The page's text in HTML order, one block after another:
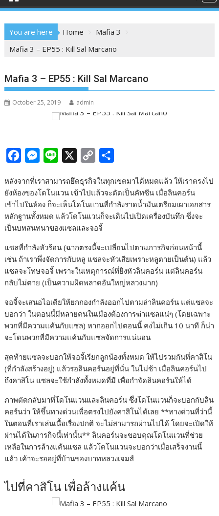
You are here Home
Mafia 3
Mafia 3 – EP55 : Kill Sal Marcano
Mafia 3 – EP55 : Kill Sal Marcano
October 25, 2019 admin
c
e
b
o
o
k
M
s
e
n
g
e
r
n
p
L
i
n
k
a
e
หลังจากที่เราสามารถยึดธุรกิจในทุกเขตมาได้หมดแล้ว ให้เราตรงไป
ยังห้องของโดโนแวน เข้าไปแล้วจะตัดเป็นคัทซีน เมื่อลินคอร์น
เข้าไปในห้อง ก็จะเห็นโดโนแวนที่กำลังราดน้ำมันเตรียมเผาเอกสาร
หลักฐานทั้งหมด แล้วโดโนแวนก็จะเดินไปเปิดเครื่องบันทึก ซึ่งจะ
เป็นบทสนทนาของแซลและจอจี้
แซลที่กำลังหัวร้อน (ฉากตรงนี้จะเปลี่ยนไปตามภารกิจก่อนหน้านี้
เช่น ถ้าเราพึ่งจัดการกับหลู แซลจะหัวเสียเพราะหลูตายเป็นต้น) แล้ว
แซลจะโทษจอจี้ เพราะในเหตุการณ์ที่ยิงหัวลินคอร์น แต่ลินคอร์น
กลับไม่ตาย (เป็นความผิดพลาดอันใหญ่หลวงมาก)
จอจี้จะเสนอไอเดียให้ยกกองกำลังออกไปตามล่าลินคอร์น แต่แซลจะ
บอกว่า ในตอนนี้มีหลายคนในเมืองต้องการฆ่าแซลแน่ๆ (โดยเฉพาะ
พวกที่มีความแค้นกับแซล) หากออกไปตอนนี้ คงไม่เกิน 10 นาที ก็น่า
จะโดนพวกที่มีความแค้นกับแซลจัดการแน่นอน
สุดท้ายแซลจะบอกให้จอจี้เรียกลูกน้องทั้งหมด ให้ไปรวมกันที่คาสิโน
(ที่กำลังสร้างอยู่) แล้วรอลินคอร์นอยู่ที่นั่น ในไม่ช้า เมื่อลินคอร์นไป
ถึงคาสิโน แซลจะใช้กำลังทั้งหมดที่มี เพื่อกำจัดลินคอร์นให้ได้
ภาพตัดกลับมาที่โดโนแวนและลินคอร์น ซึ่งโดโนแวนก็จะบอกกับลิน
คอร์นว่า ให้ขึ้นทางด่วนเพื่อตรงไปยังคาสิโนได้เลย **ทางด่วนที่ว่านี้
ในตอนที่เราเล่นเนื้อเรื่องปกติ จะไม่สามารถผ่านไปได้ โดยจะเปิดให้
ผ่านได้ในภารกิจนี้เท่านั้น** ลินคอร์นจะขอบคุณโดโนแวนที่ช่วย
เหลือในการล้างแค้นแซล แล้วโดโนแวนจะบอกว่าเมื่อเสร็จงานนี้
แล้ว เค้าจะรออยู่ที่บ้านของบาทหลวงเจมส์
ไปที่คาสิโน เพื่อล้างแค้น